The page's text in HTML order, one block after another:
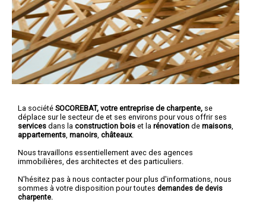
La société SOCOREBAT, votre entreprise de charpente, se
déplace sur le secteur de et ses environs pour vous offrir ses
services dans la construction bois et la rénovation de maisons
appartements manoirs châteaux.
Nous travaillons essentiellement avec des agences
immobilières, des architectes et des particuliers.
N'hésitez pas à nous contacter pour plus d'informations, nous
sommes à votre disposition pour toutes demandes de devis
charpente.